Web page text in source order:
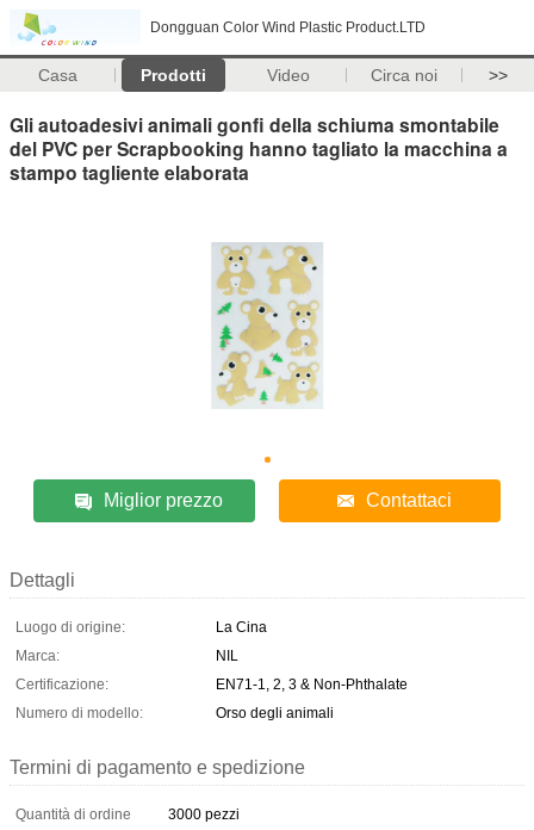
Dongguan Color Wind Plastic Product.LTD
Casa Prodotti Video Circa noi >>
Gli autoadesivi animali gonfi della schiuma smontabile
del PVC per Scrapbooking hanno tagliato la macchina a
stampo tagliente elaborata
Miglior prezzo Contattaci
Dettagli
Luogo di origine:
La Cina
Marca:
NIL
Certificazione:
EN71-1, 2, 3 & Non-Phthalate
Numero di modello:
Orso degli animali
Termini di pagamento e spedizione
Quantità di ordine
3000 pezzi